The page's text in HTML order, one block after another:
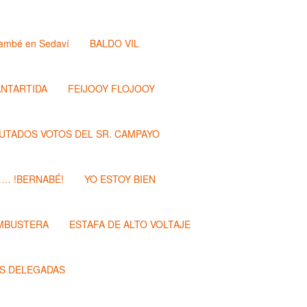
en Sedaví BALDO VIL
FEIJOOY FLOJOOY
VOTOS DEL SR. CAMPAYO
!BERNABÉ! YO ESTOY BIEN
ESTAFA DE ALTO VOLTAJE
DELEGADAS